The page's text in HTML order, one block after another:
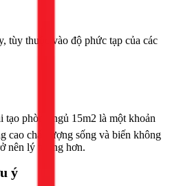
tùy thuộc vào độ phức tạp của các
tạo phòng ngủ 15m2 là một khoản
cao chất lượng sống và biến không
nên lý tưởng hơn.
ý